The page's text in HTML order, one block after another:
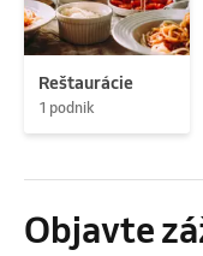
Reštaurácie
1 podnik
Objavte